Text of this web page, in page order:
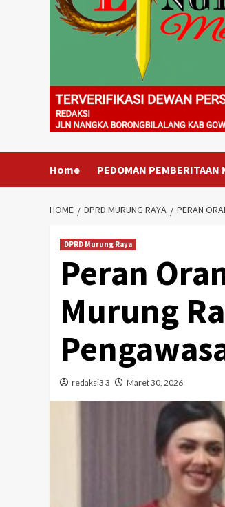
Home PEDOMAN PEMBERITAAN
HOME DPRD MURUNG RAYA PERAN
DPRD Murung Raya
Peran
Murung
redaksi3 3 Maret 30, 2026